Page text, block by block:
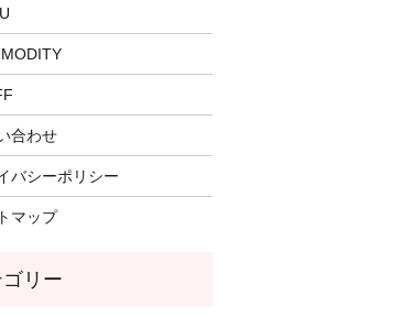
合わせ
バシーポリシー
マップ